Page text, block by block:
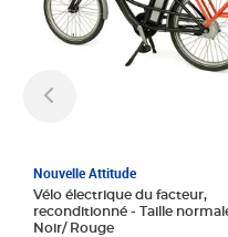
Nouvelle Attitude
Vélo électrique du facteur,
reconditionné - Taille normale -
Noir/ Rouge